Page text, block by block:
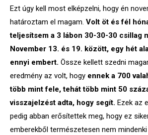
Ezt úgy kell most elképzelni, hogy én
határoztam el magam. Volt öt és fél
teljesítsem a 3 lábon 30-30-30 csillag
November 13. és 19. között, egy hét
ennyi embert. Össze kellett szedni
eredmény az volt, hogy ennek a 700
több mint fele, tehát több mint 50
visszajelzést adta, hogy segít. Ezek az
pedig abban erősítettek meg, hogy ez
emberekből természetesen nem